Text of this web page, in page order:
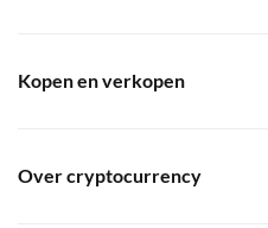
Kopen en verkopen
Over cryptocurrency